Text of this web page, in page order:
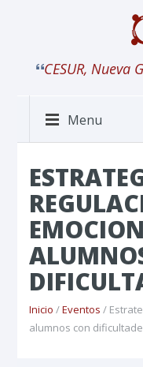
CESUR, Nueva
Menu
Inicio /Eventos /
alumnos con